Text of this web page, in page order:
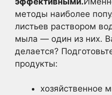
методы наиболее
листьев раствором
мыла — один из них.
делается?
продукты:
хозяйственное